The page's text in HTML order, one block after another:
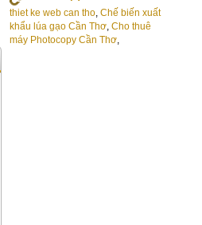
thiet ke web can tho, Chế biến xuất
khẩu lúa gạo Cần Thơ, Cho thuê
máy Photocopy Cần Thơ,